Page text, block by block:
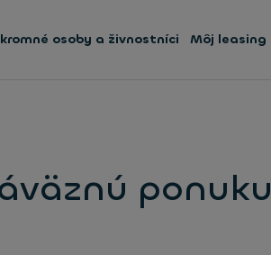
osoby a živnostníci Môj leasing
ponuku